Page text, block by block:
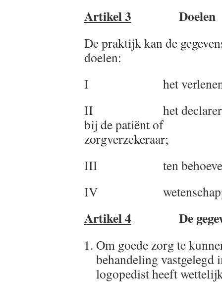
Artikel 3 Doelen
De praktijk kan de
doelen:
I het verlenen van
II het declareren van
bij de patiënt of
zorgverzekeraar;
III ten behoeve van
IV
Artikel 4 De
Om goede zorg te
behandeling vastgelegd
logopedist heeft